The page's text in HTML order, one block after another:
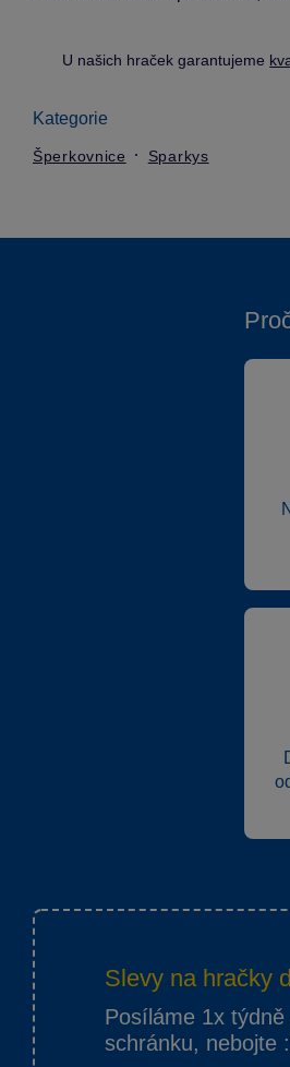
U našich hraček garantujeme
Kategorie
Šperkovnice Sparkys
Slevy na hračky
Posíláme 1x
schránku, nebojte